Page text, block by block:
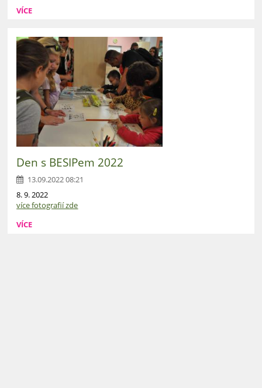
VÍCE
Den s BESIPem 2022
13.09.2022 08:21
8. 9. 2022
více fotografií zde
VÍCE